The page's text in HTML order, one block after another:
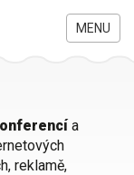
MENU
a
reklamě,